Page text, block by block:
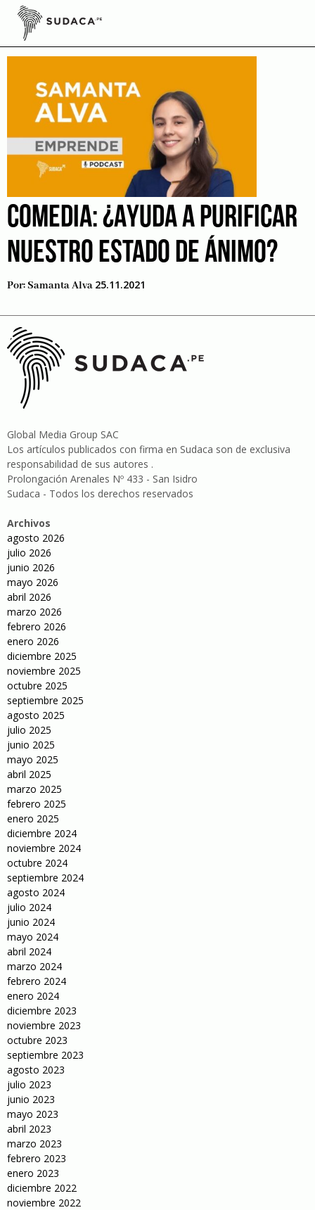
Skip
contentrisa
COMEDIA: ¿AYUDA A PURIFICAR
NUESTRO ESTADO DE ÁNIMO?
Por:Samanta Alva 25.11.2021
Global Media Group SAC
Los artículos publicados con firma en Sudaca son de exclusiva
responsabilidad de sus autores .
Prolongación Arenales Nº 433 - San Isidro
Sudaca - Todos los derechos reservados
Archivos
agosto 2026
julio 2026
junio 2026
mayo 2026
abril 2026
marzo 2026
febrero 2026
enero 2026
diciembre 2025
noviembre 2025
octubre 2025
septiembre 2025
agosto 2025
julio 2025
junio 2025
mayo 2025
abril 2025
marzo 2025
febrero 2025
enero 2025
diciembre 2024
noviembre 2024
octubre 2024
septiembre 2024
agosto 2024
julio 2024
junio 2024
mayo 2024
abril 2024
marzo 2024
febrero 2024
enero 2024
diciembre 2023
noviembre 2023
octubre 2023
septiembre 2023
agosto 2023
julio 2023
junio 2023
mayo 2023
abril 2023
marzo 2023
febrero 2023
enero 2023
diciembre 2022
noviembre 2022